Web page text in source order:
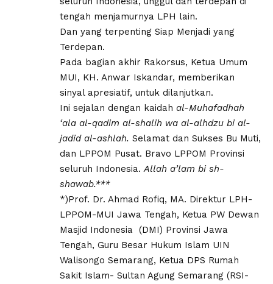
tengah menjamurnya LPH lain.
Dan yang terpenting Siap Menjadi yang
Terdepan.
Pada bagian akhir Rakorsus, Ketua Umum
MUI, KH. Anwar Iskandar, memberikan
sinyal apresiatif, untuk dilanjutkan.
Ini sejalan dengan kaidah al-Muhafadhah
‘ala al-qadim al-shalih wa al-alhdzu bi al-
jadid al-ashlah. Selamat dan Sukses Bu Muti,
dan LPPOM Pusat. Bravo LPPOM Provinsi
seluruh Indonesia.Allah a’lam bi sh-
shawab.***
*)Prof. Dr. Ahmad Rofiq, MA. Direktur LPH-
LPPOM-MUI Jawa Tengah, Ketua PW Dewan
Masjid Indonesia (DMI) Provinsi Jawa
Tengah, Guru Besar Hukum Islam UIN
Walisongo Semarang, Ketua DPS Rumah
Sakit Islam- Sultan Agung Semarang (RSI-